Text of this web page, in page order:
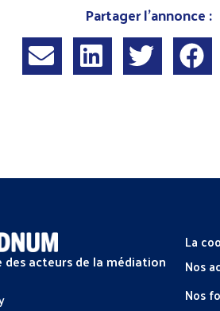
Partager l'annonce :
acteurs de la médiation
La
Nos
Nos